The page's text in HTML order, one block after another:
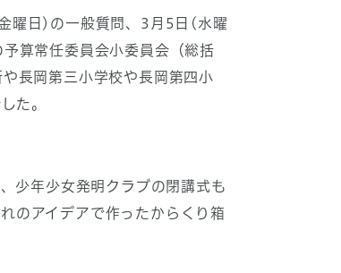
曜日)の一般質問、3月5日(水曜
算常任委員会小委員会（総括
長岡第三小学校や長岡第四小
た。
少年少女発明クラブの閉講式も
のアイデアで作ったからくり箱